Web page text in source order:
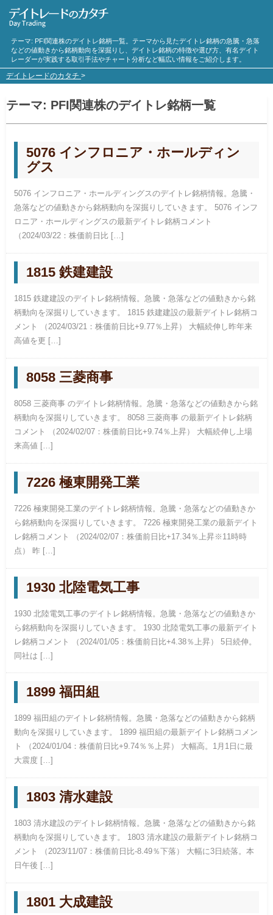
テーマ: PFI関連株のデイトレ銘柄一覧。テーマから見たデイトレ銘柄の急騰・急落
などの値動きから銘柄動向を深掘りし、デイトレ銘柄の特徴や選び方、有名デイト
レーダーが実践する取引手法やチャート分析など幅広い情報をご紹介します。
デイトレードのカタチ >
テーマ: PFI関連株のデイトレ銘柄一覧
5076 インフロニア・ホールディン
グス
5076 インフロニア・ホールディングスのデイトレ銘柄情報。急騰・
急落などの値動きから銘柄動向を深掘りしていきます。 5076 インフ
ロニア・ホールディングスの最新デイトレ銘柄コメント
（2024/03/22：株価前日比 […]
1815 鉄建建設
1815 鉄建建設のデイトレ銘柄情報。急騰・急落などの値動きから銘
柄動向を深掘りしていきます。 1815 鉄建建設の最新デイトレ銘柄コ
メント （2024/03/21：株価前日比+9.77％上昇） 大幅続伸し昨年来
高値を更 […]
8058 三菱商事
8058 三菱商事 のデイトレ銘柄情報。急騰・急落などの値動きから銘
柄動向を深掘りしていきます。 8058 三菱商事 の最新デイトレ銘柄
コメント （2024/02/07：株価前日比+9.74％上昇） 大幅続伸し上場
来高値 […]
7226 極東開発工業
7226 極東開発工業のデイトレ銘柄情報。急騰・急落などの値動きか
ら銘柄動向を深掘りしていきます。 7226 極東開発工業の最新デイト
レ銘柄コメント （2024/02/07：株価前日比+17.34％上昇※11時時
点） 昨 […]
1930 北陸電気工事
1930 北陸電気工事のデイトレ銘柄情報。急騰・急落などの値動きか
ら銘柄動向を深掘りしていきます。 1930 北陸電気工事の最新デイト
レ銘柄コメント （2024/01/05：株価前日比+4.38％上昇） 5日続伸。
同社は […]
1899 福田組
1899 福田組のデイトレ銘柄情報。急騰・急落などの値動きから銘柄
動向を深掘りしていきます。 1899 福田組の最新デイトレ銘柄コメン
ト （2024/01/04：株価前日比+9.74％％上昇） 大幅高。1月1日に最
大震度 […]
1803 清水建設
1803 清水建設のデイトレ銘柄情報。急騰・急落などの値動きから銘
柄動向を深掘りしていきます。 1803 清水建設の最新デイトレ銘柄コ
メント （2023/11/07：株価前日比-8.49％下落） 大幅に3日続落。本
日午後 […]
1801 大成建設